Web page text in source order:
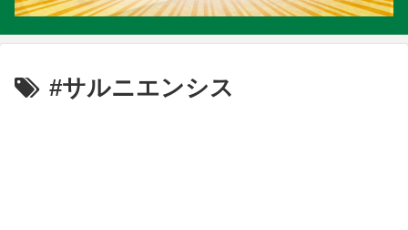
#サルニエンシス